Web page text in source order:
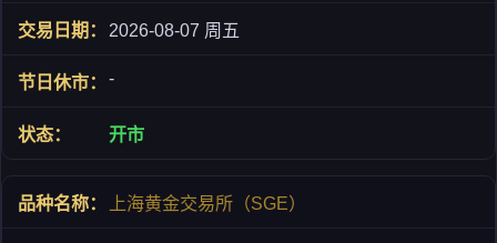
2026-08-07 周五
-
开市
上海黄金交易所（SGE）